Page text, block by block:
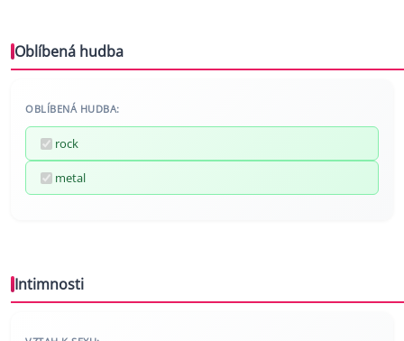
Oblíbená hudba
OBLÍBENÁ HUDBA:
rock
metal
Intimnosti